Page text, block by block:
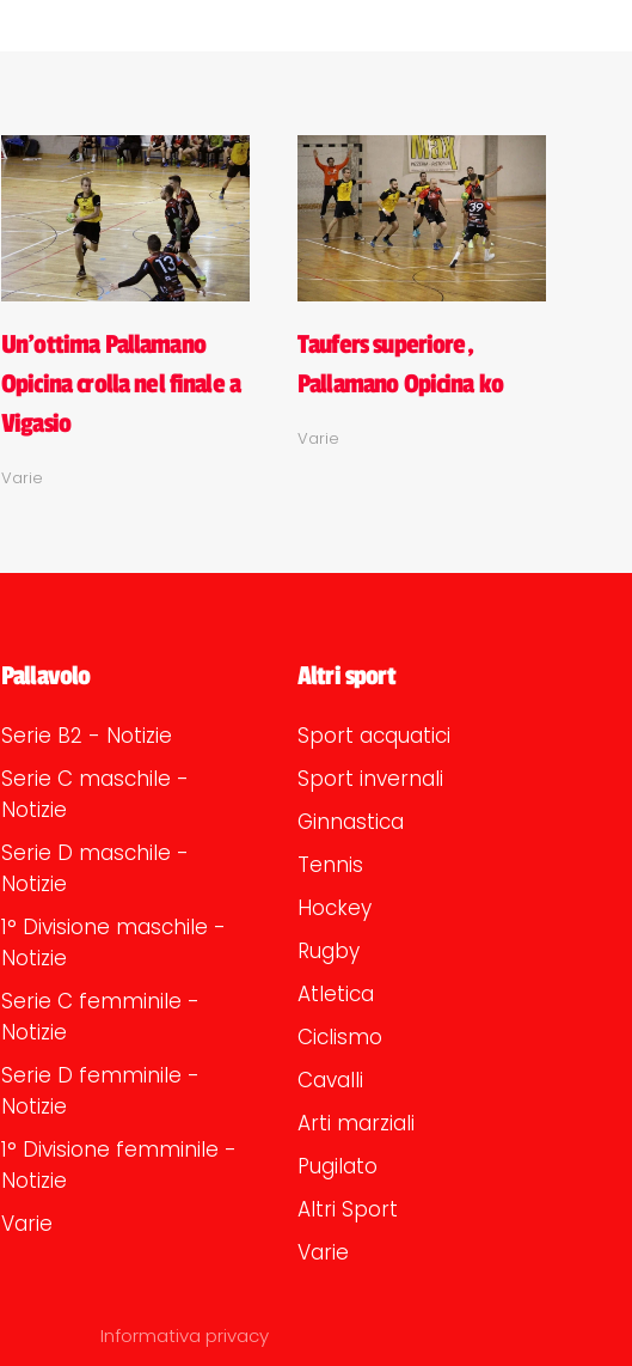
Un'ottima Pallamano
Opicina crolla nel finale a
Vigasio
Varie
Taufers superiore,
Pallamano Opicina ko
Varie
Pallavolo
Serie B2 - Notizie
Serie C maschile -
Notizie
Serie D maschile -
Notizie
1° Divisione maschile -
Notizie
Serie C femminile -
Notizie
Serie D femminile -
Notizie
1° Divisione femminile -
Notizie
Varie
Altri sport
Sport acquatici
Sport invernali
Ginnastica
Tennis
Hockey
Rugby
Atletica
Ciclismo
Cavalli
Arti marziali
Pugilato
Altri Sport
Varie
Informativa privacy